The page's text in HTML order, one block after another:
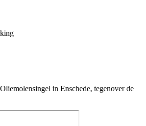
in Enschede, tegenover de